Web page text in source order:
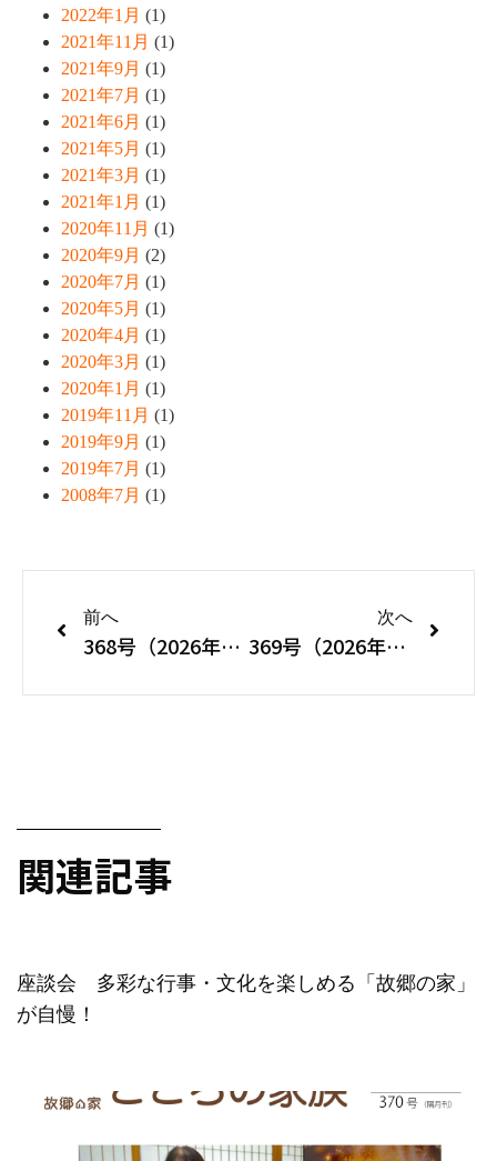
2022年1月 (1)
2021年11月 (1)
2021年9月 (1)
2021年7月 (1)
2021年6月 (1)
2021年5月 (1)
2021年3月 (1)
2021年1月 (1)
2020年11月 (1)
2020年9月 (2)
2020年7月 (1)
2020年5月 (1)
2020年4月 (1)
2020年3月 (1)
2020年1月 (1)
2019年11月 (1)
2019年9月 (1)
2019年7月 (1)
2008年7月 (1)
前へ
368号（2026年3・4月号）
次へ
369号（2026年5・6月号）
関連記事
座談会 多彩な行事・文化を楽しめる「故郷の家」
が自慢！